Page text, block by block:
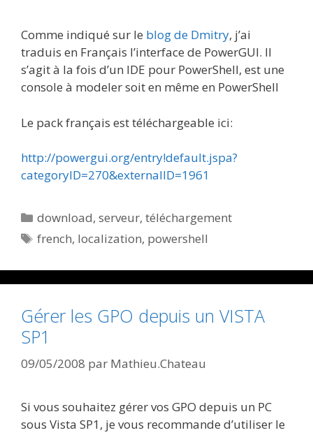
Comme indiqué sur le blog de Dmitry, j’ai
traduis en Français l’interface de PowerGUI. Il
s’agit à la fois d’un IDE pour PowerShell, est une
console à modeler soit en même en PowerShell
Le pack français est téléchargeable ici:
http://powergui.org/entry!default.jspa?
categoryID=270&externalID=1961
Catégories
download,serveur,téléchargement
Étiquettes
french, localization, powershell
Gérer les GPO depuis un VISTA
SP1
09/05/2008 par Mathieu.Chateau
Si vous souhaitez gérer vos GPO depuis un PC
sous Vista SP1, je vous recommande d’utiliser le